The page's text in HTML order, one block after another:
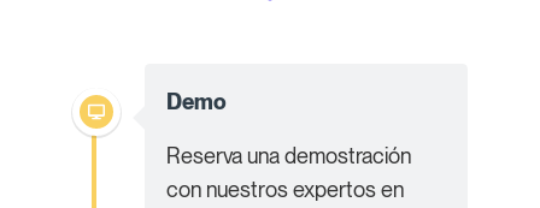
Demo
Reserva una demostración
con nuestros expertos en